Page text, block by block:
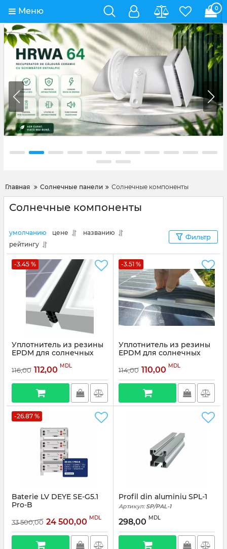
Меню 0
Главная Солнечные панели Солнечные компоненты
Солнечные компоненты
умолчанию цене
названию
рейтингу
Фильтр
-3.45 %
Уплотнитель из резины
EPDM для солнечных
Артикул: G6366C
116,00 112,00 MDL
-3.51 %
Уплотнитель из резины
EPDM для солнечных
Артикул: G8075
114,00 110,00 MDL
-26.87 %
Baterie LV DEYE SE-G5.1
Pro-B
33 500,00 24 500,00 MDL
Profil din aluminiu SPL-1
Артикул: SP/PAL-1
298,00 MDL